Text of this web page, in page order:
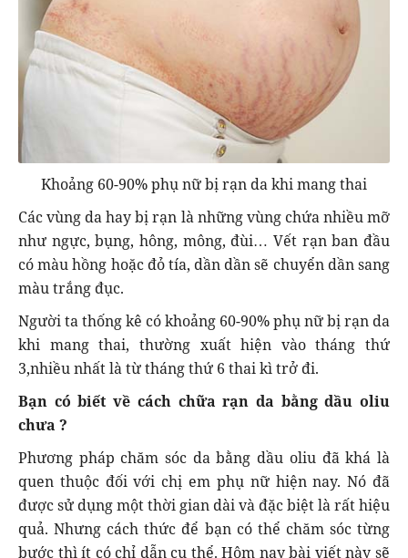
Khoảng 60-90% phụ nữ bị rạn da khi mang thai
Các vùng da hay bị rạn là những vùng chứa nhiều mỡ
như ngực, bụng, hông, mông, đùi… Vết rạn ban đầu
có màu hồng hoặc đỏ tía, dần dần sẽ chuyển dần sang
màu trắng đục.
Người ta thống kê có khoảng 60-90% phụ nữ bị rạn da
khi mang thai, thường xuất hiện vào tháng thứ
3,nhiều nhất là từ tháng thứ 6 thai kì trở đi.
Bạn có biết về cách chữa rạn da bằng dầu oliu
chưa ?
Phương pháp chăm sóc da bằng dầu oliu đã khá là
quen thuộc đối với chị em phụ nữ hiện nay. Nó đã
được sử dụng một thời gian dài và đặc biệt là rất hiệu
quả. Nhưng cách thức để bạn có thể chăm sóc từng
bước thì ít có chỉ dẫn cụ thể. Hôm nay bài viết này sẽ